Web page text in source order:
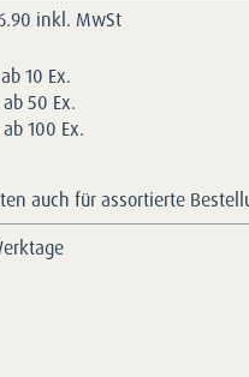
inkl. MwSt
10 Ex.
50 Ex.
100 Ex.
auch für assortierte